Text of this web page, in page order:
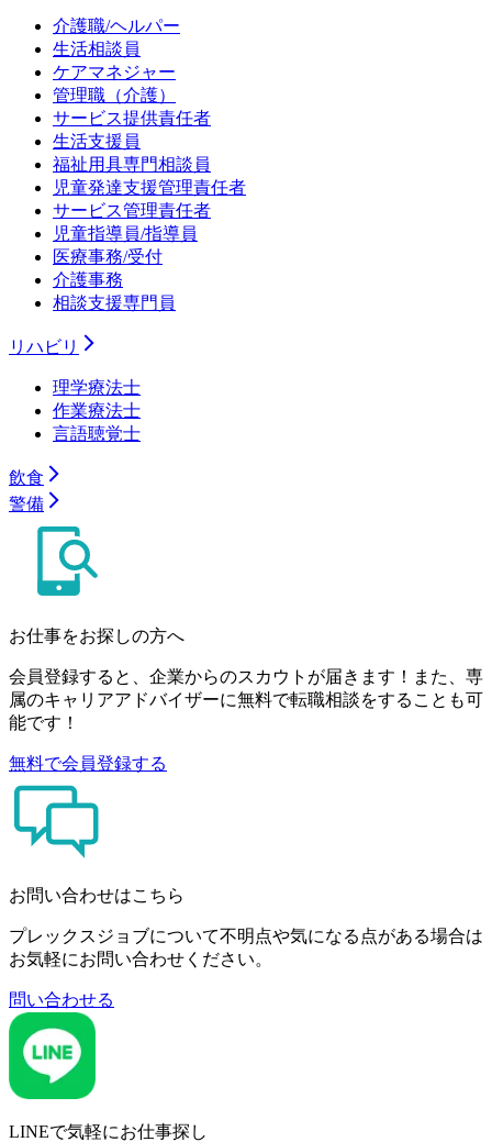
介護職/ヘルパー
生活相談員
ケアマネジャー
管理職（介護）
サービス提供責任者
生活支援員
福祉用具専門相談員
児童発達支援管理責任者
サービス管理責任者
児童指導員/指導員
医療事務/受付
介護事務
相談支援専門員
リハビリ
理学療法士
作業療法士
言語聴覚士
飲食
警備
お仕事をお探しの方へ
会員登録すると、企業からのスカウトが届きます！また、専
属のキャリアアドバイザーに無料で転職相談をすることも可
能です！
無料で会員登録する
お問い合わせはこちら
プレックスジョブについて不明点や気になる点がある場合は
お気軽にお問い合わせください。
問い合わせる
LINEで気軽にお仕事探し